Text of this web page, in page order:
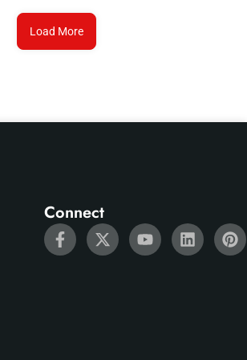
Load More
Connect